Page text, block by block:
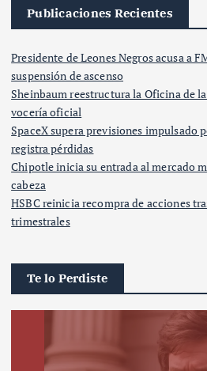
Publicaciones Recientes
Presidente de Leones Negros acusa a
suspensión de ascenso
Sheinbaum reestructura la Oficina de
vocería oficial
SpaceX supera previsiones impulsado
registra pérdidas
Chipotle inicia su entrada al mercado
cabeza
HSBC reinicia recompra de acciones
trimestrales
Te lo Perdiste